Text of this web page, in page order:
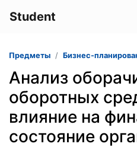
Student
Предметы Бизнес-
Анализ
оборотных
влияние на
состояние